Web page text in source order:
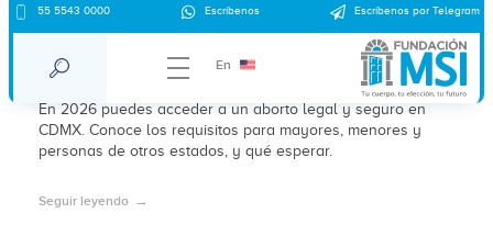
55 5543 0000 Escríbenos Escríbenos por Telegram
En
Requisitos para abortar en CDMX en
2026: lo que necesitas saber
En 2026 puedes acceder a un aborto legal y seguro en
CDMX. Conoce los requisitos para mayores, menores y
personas de otros estados, y qué esperar.
Seguir leyendo